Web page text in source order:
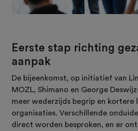
Eerste stap richting
aanpak
De bijeenkomst, op initiatief van
MOZL, Shimano en George
meer wederzijds begrip en kortere
organisaties. Verschillende
direct worden besproken, en er